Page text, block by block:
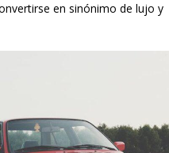
en sinónimo de lujo y